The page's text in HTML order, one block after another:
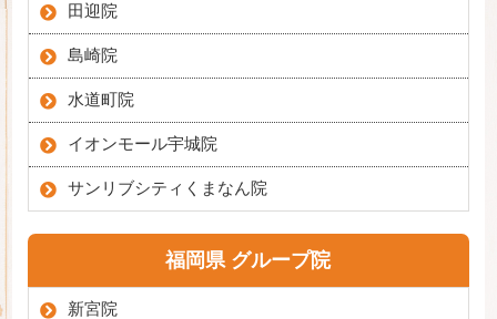
田迎院
島崎院
水道町院
イオンモール宇城院
サンリブシティくまなん院
福岡県 グループ院
新宮院